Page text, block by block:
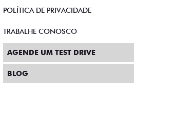
POLÍTICA DE PRIVACIDADE
TRABALHE CONOSCO
AGENDE UM TEST DRIVE
BLOG